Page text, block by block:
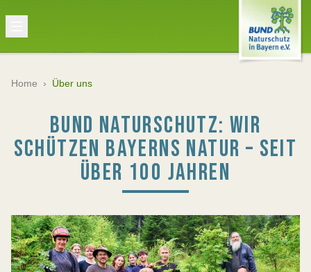
Home › Über uns
BUND NATURSCHUTZ: WIR
SCHÜTZEN BAYERNS NATUR – SEIT
ÜBER 100 JAHREN